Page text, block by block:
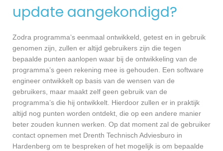
update aangekondigd?
Zodra programma’s eenmaal ontwikkeld, getest en in gebruik
genomen zijn, zullen er altijd gebruikers zijn die tegen
bepaalde punten aanlopen waar bij de ontwikkeling van de
programma’s geen rekening mee is gehouden. Een software
engineer ontwikkelt op basis van de wensen van de
gebruikers, maar maakt zelf geen gebruik van de
programma’s die hij ontwikkelt. Hierdoor zullen er in praktijk
altijd nog punten worden ontdekt, die op een andere manier
beter zouden kunnen werken. Op dat moment zal de gebruiker
contact opnemen met Drenth Technisch Adviesburo in
Hardenberg om te bespreken of het mogelijk is om bepaalde